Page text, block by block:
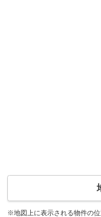
※地図上に表示される物件の